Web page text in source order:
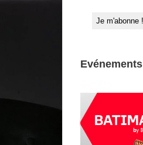
Evénements